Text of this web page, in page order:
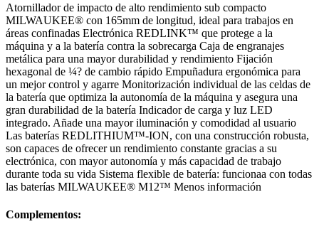
Atornillador de impacto de alto rendimiento sub compacto
MILWAUKEE® con 165mm de longitud, ideal para trabajos en
áreas confinadas Electrónica REDLINK™ que protege a la
máquina y a la batería contra la sobrecarga Caja de engranajes
metálica para una mayor durabilidad y rendimiento Fijación
hexagonal de ¼? de cambio rápido Empuñadura ergonómica para
un mejor control y agarre Monitorización individual de las celdas de
la batería que optimiza la autonomía de la máquina y asegura una
gran durabilidad de la batería Indicador de carga y luz LED
integrado. Añade una mayor iluminación y comodidad al usuario
Las baterías REDLITHIUM™-ION, con una construcción robusta,
son capaces de ofrecer un rendimiento constante gracias a su
electrónica, con mayor autonomía y más capacidad de trabajo
durante toda su vida Sistema flexible de batería: funcionaa con todas
las baterías MILWAUKEE® M12™ Menos información
Complementos: